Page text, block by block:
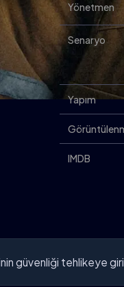
Yönetmen
Senaryo
Yapım
IMDB
güvenliği tehlikeye